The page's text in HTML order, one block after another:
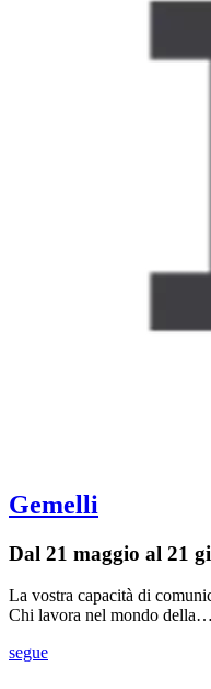
Gemelli
Dal 21 maggio al 21
La vostra capacità di
Chi lavora nel mondo della…
segue